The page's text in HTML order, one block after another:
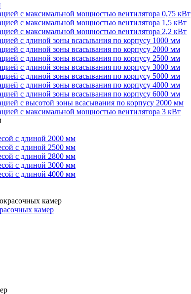
с максимальной мощностью вентилятора 0,75 кВт
с максимальной мощностью вентилятора 1,5 кВт
с максимальной мощностью вентилятора 2,2 кВт
с длиной зоны всасывания по корпусу 1000 мм
с длиной зоны всасывания по корпусу 2000 мм
с длиной зоны всасывания по корпусу 2500 мм
с длиной зоны всасывания по корпусу 3000 мм
с длиной зоны всасывания по корпусу 5000 мм
с длиной зоны всасывания по корпусу 4000 мм
с длиной зоны всасывания по корпусу 6000 мм
с высотой зоны всасывания по корпусу 2000 мм
с максимальной мощностью вентилятора 3 кВт
с длиной 2000 мм
с длиной 2500 мм
с длиной 2800 мм
с длиной 3000 мм
с длиной 4000 мм
камер